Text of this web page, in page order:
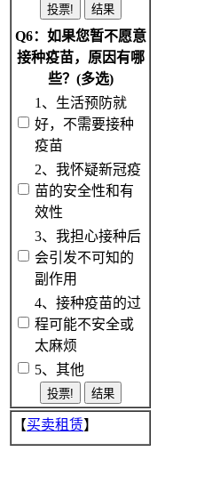
Q6：如果您暂不愿意
接种疫苗，原因有哪
些？(多选)
1、生活预防就
好，不需要接种
疫苗
2、我怀疑新冠疫
苗的安全性和有
效性
3、我担心接种后
会引发不可知的
副作用
4、接种疫苗的过
程可能不安全或
太麻烦
5、其他
【买卖租赁】